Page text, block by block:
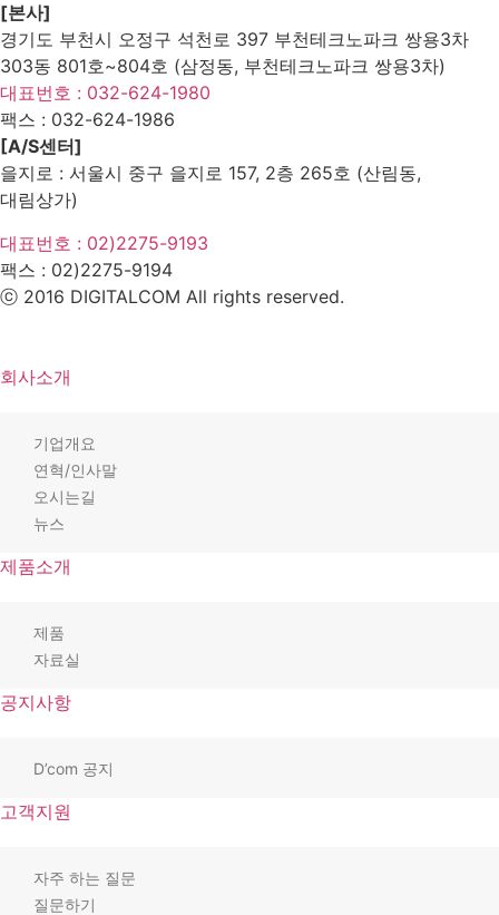
[본사]
경기도 부천시 오정구 석천로 397 부천테크노파크 쌍용3차
303동 801호~804호 (삼정동, 부천테크노파크 쌍용3차)
대표번호 : 032-624-1980
팩스 : 032-624-1986
[A/S센터]
을지로 : 서울시 중구 을지로 157, 2층 265호 (산림동,
대림상가)
대표번호 : 02)2275-9193
팩스 : 02)2275-9194​
ⓒ 2016 DIGITALCOM All rights reserved.
회사소개
기업개요
연혁/인사말
오시는길
뉴스
제품소개
제품
자료실
공지사항
D’com 공지
고객지원
자주 하는 질문
질문하기